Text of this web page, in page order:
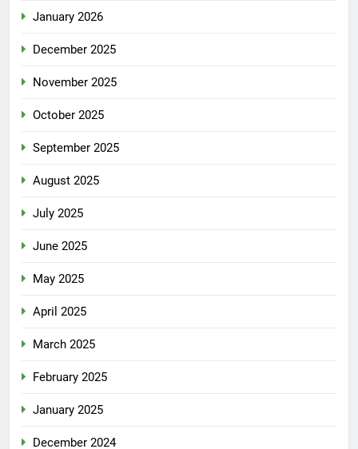
January 2026
December 2025
November 2025
October 2025
September 2025
August 2025
July 2025
June 2025
May 2025
April 2025
March 2025
February 2025
January 2025
December 2024